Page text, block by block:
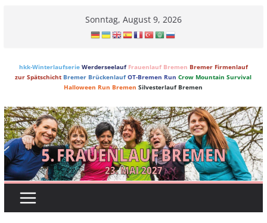
Sonntag, August 9, 2026
hkk-Winterlaufserie Werderseelauf Frauenlauf Bremen Bremer Firmenlauf
zur Spätschicht Bremer Brückenlauf OT-Bremen Run Crow Mountain Survival
Halloween Run Bremen Silvesterlauf Bremen